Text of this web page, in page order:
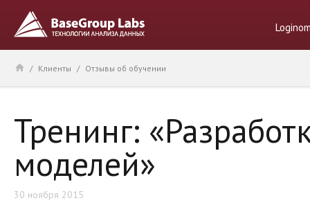
/ Клиенты / Отзывы об обучении
Тренинг:
моделей»
30 ноября 2015